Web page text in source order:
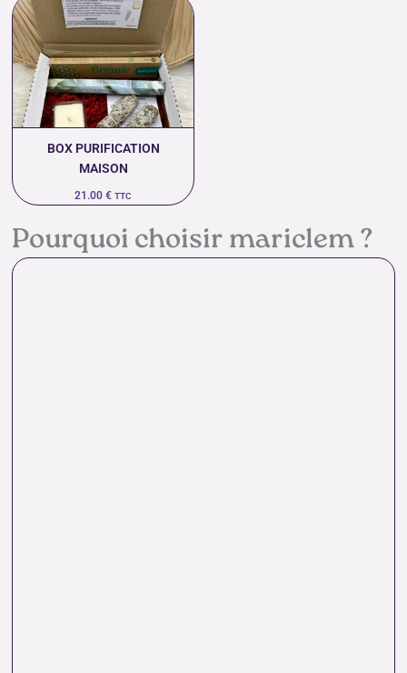
BOX PURIFICATION
MAISON
21.00€ TTC
Pourquoi choisir mariclem ?